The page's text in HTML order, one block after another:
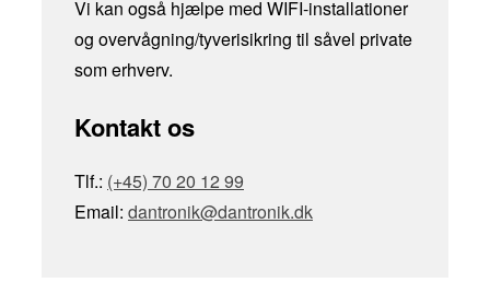
Vi kan også hjælpe med WIFI-installationer
og overvågning/tyverisikring til såvel private
som erhverv.
Kontakt os
Tlf.: (+45) 70 20 12 99
Email: dantronik@dantronik.dk